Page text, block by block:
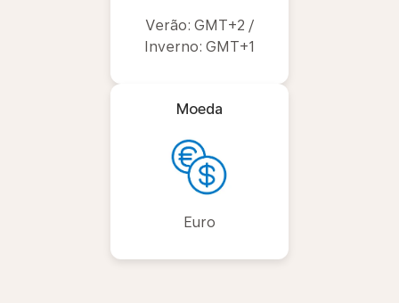
Verão: GMT+2 /
Inverno: GMT+1
Moeda
Euro